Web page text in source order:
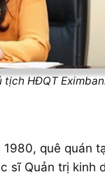
tịch HĐQT
1980, quê
sĩ Quản trị kinh